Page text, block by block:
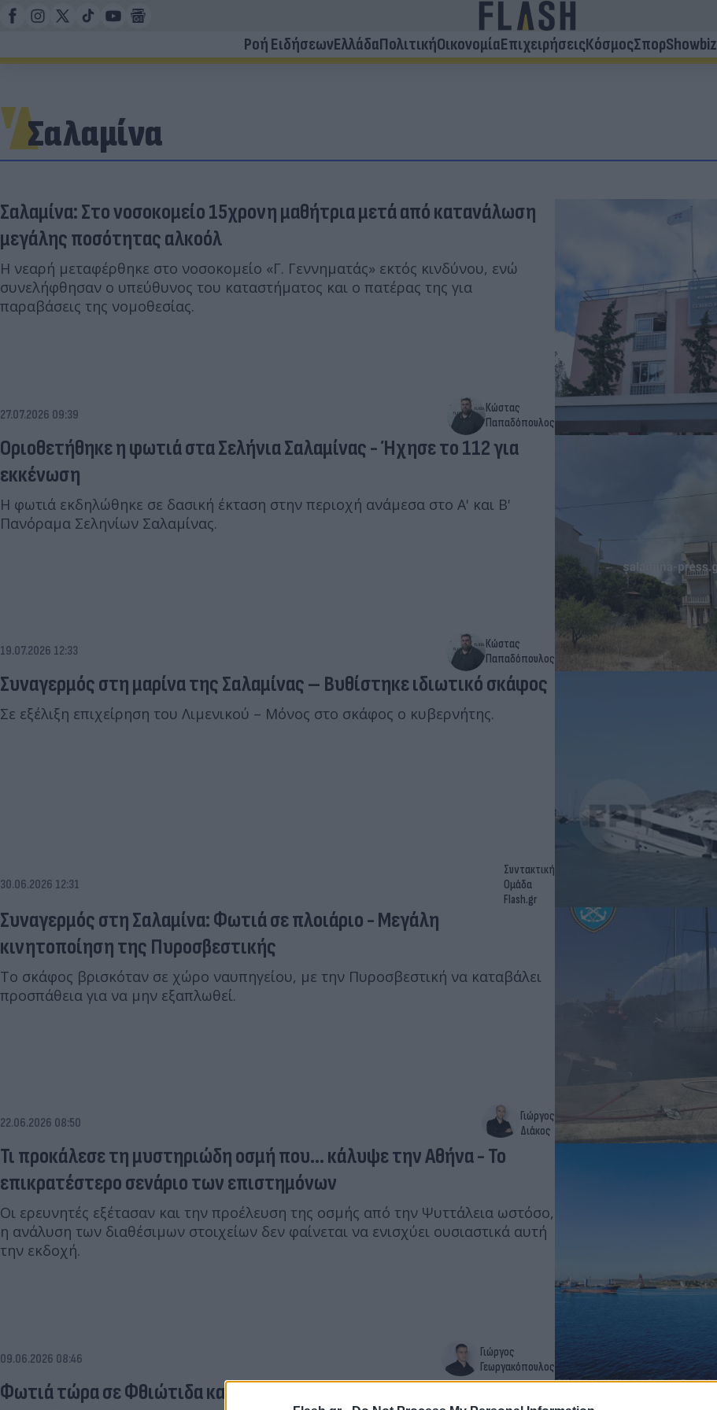
Ροή ΕιδήσεωνΕλλάδαΠολιτικήΟικονομίαΕπιχειρήσειςΚόσμοςΣπορShowbiz
Σαλαμίνα
Σαλαμίνα: Στο νοσοκομείο 15χρονη μαθήτρια μετά από κατανάλωση
μεγάλης ποσότητας αλκοόλ
Η νεαρή μεταφέρθηκε στο νοσοκομείο «Γ. Γεννηματάς» εκτός κινδύνου, ενώ
συνελήφθησαν ο υπεύθυνος του καταστήματος και ο πατέρας της για
παραβάσεις της νομοθεσίας.
27.07.2026 09:39
Κώστας
Παπαδόπουλος
Οριοθετήθηκε η φωτιά στα Σελήνια Σαλαμίνας - Ήχησε το 112 για
εκκένωση
Η φωτιά εκδηλώθηκε σε δασική έκταση στην περιοχή ανάμεσα στο Α' και Β'
Πανόραμα Σεληνίων Σαλαμίνας.
19.07.2026 12:33
Κώστας
Παπαδόπουλος
Συναγερμός στη μαρίνα της Σαλαμίνας – Βυθίστηκε ιδιωτικό σκάφος
Σε εξέλιξη επιχείρηση του Λιμενικού – Μόνος στο σκάφος ο κυβερνήτης.
30.06.2026 12:31
Συντακτική
Ομάδα
Flash.gr
Συναγερμός στη Σαλαμίνα: Φωτιά σε πλοιάριο - Μεγάλη
κινητοποίηση της Πυροσβεστικής
Το σκάφος βρισκόταν σε χώρο ναυπηγείου, με την Πυροσβεστική να καταβάλει
προσπάθεια για να μην εξαπλωθεί.
22.06.2026 08:50
Γιώργος
Διάκος
Τι προκάλεσε τη μυστηριώδη οσμή που... κάλυψε την Αθήνα - Το
επικρατέστερο σενάριο των επιστημόνων
Οι ερευνητές εξέτασαν και την προέλευση της οσμής από την Ψυττάλεια ωστόσο,
η ανάλυση των διαθέσιμων στοιχείων δεν φαίνεται να ενισχύει ουσιαστικά αυτή
την εκδοχή.
09.06.2026 08:46
Γιώργος
Γεωργακόπουλος
Φωτιά τώρα σε Φθιώτιδα και Φάρσαλα - Μεγάλη κινητοποίηση της